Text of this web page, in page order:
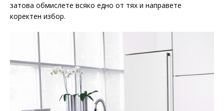
затова обмислете всяко едно от тях и направете
коректен избор.